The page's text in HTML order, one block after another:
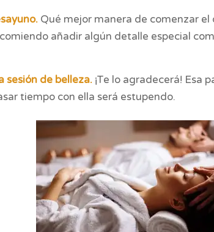
Qué mejor manera de comenzar el
añadir algún detalle especial
sesión de belleza.¡Te lo agradecerá! Esa
tiempo con ella será estupendo.